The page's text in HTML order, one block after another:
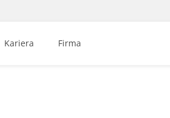
Kariera Firma